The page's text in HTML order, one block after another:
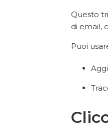
Questo
di email,
Puoi